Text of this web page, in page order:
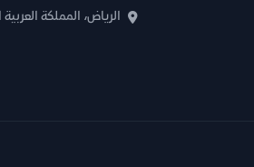
الرياض، المملكة